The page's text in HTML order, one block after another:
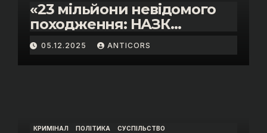
«23 мільйони невідомого
походження: НАЗК
викрило розкішне життя
інспектора митниці “Тиса”
Василя Пупени»
05.12.2025 ANTICORS
КРИМІНАЛ ПОЛІТИКА СУСПІЛЬСТВО